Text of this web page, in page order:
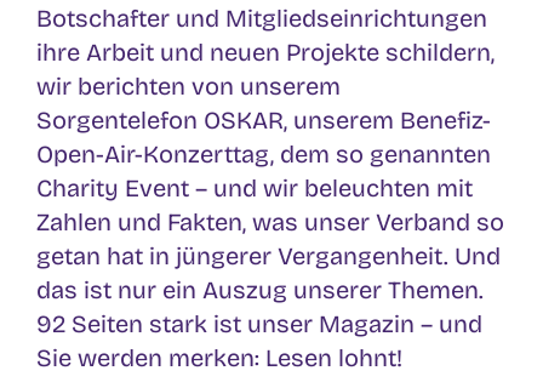
Botschafter und Mitgliedseinrichtungen
ihre Arbeit und neuen Projekte schildern,
wir berichten von unserem
Sorgentelefon OSKAR, unserem Benefiz-
Open-Air-Konzerttag, dem so genannten
Charity Event – und wir beleuchten mit
Zahlen und Fakten, was unser Verband so
getan hat in jüngerer Vergangenheit. Und
das ist nur ein Auszug unserer Themen.
92 Seiten stark ist unser Magazin – und
Sie werden merken: Lesen lohnt!